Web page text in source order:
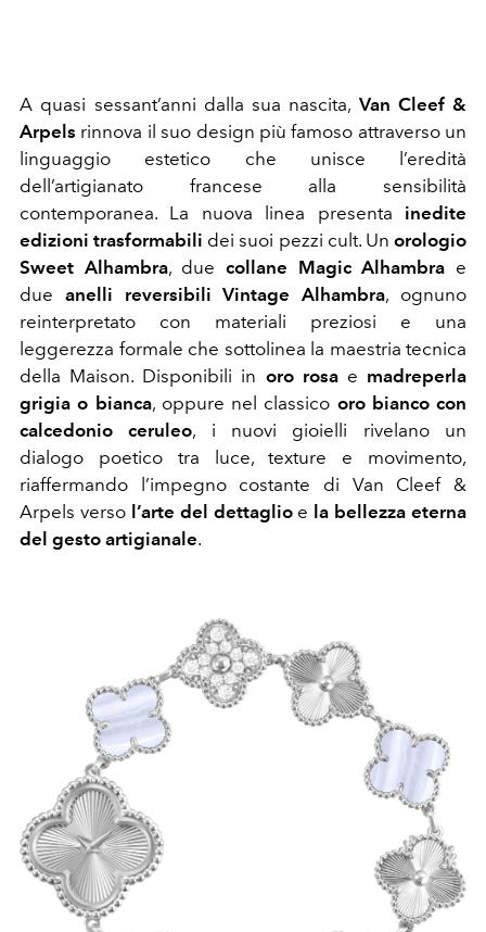
A quasi sessant’anni dalla sua nascita, Van Cleef &
Arpels rinnova il suo design più famoso attraverso un
linguaggio estetico che unisce l’eredità
dell’artigianato francese alla sensibilità
contemporanea. La nuova linea presenta inedite
edizioni trasformabili dei suoi pezzi cult. Unorologio
Sweet Alhambra, duecollane Magic Alhambra e
due anelli reversibili Vintage Alhambra, ognuno
reinterpretato con materiali preziosi e una
leggerezza formale che sottolinea la maestria tecnica
della Maison. Disponibili in oro rosae madreperla
grigia o bianca, oppure nel classico oro bianco con
calcedonio ceruleo, i nuovi gioielli rivelano un
dialogo poetico tra luce, texture e movimento,
riaffermando l’impegno costante di Van Cleef &
Arpels verso l’arte del dettaglioe la bellezza eterna
del gesto artigianale.